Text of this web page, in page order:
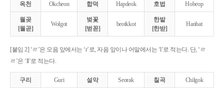
옥천 Okcheon 합덕 Hapdeok 호법 Hobeop
월곶
[월곧]
Wolgot
벚꽃
[벋꼳]
beotkkot
한밭
[한받]
Hanbat
[붙임 2] ‘ㄹ’은 모음 앞에서는 ‘r’로, 자음 앞이나 어말에서는 ‘l’로 적는다. 단, ‘ㄹ
ㄹ’은 ‘ll’로 적는다.
구리 Guri 설악 Seorak 칠곡 Chilgok